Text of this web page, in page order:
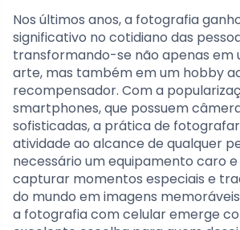
Nos últimos anos, a fotografia
significativo no cotidiano das
transformando-se não apenas em
arte, mas também em um hobby
recompensador. Com a
smartphones, que possuem
sofisticadas, a prática de
atividade ao alcance de qualquer
necessário um equipamento caro
capturar momentos especiais e
do mundo em imagens
a fotografia com celular emerge